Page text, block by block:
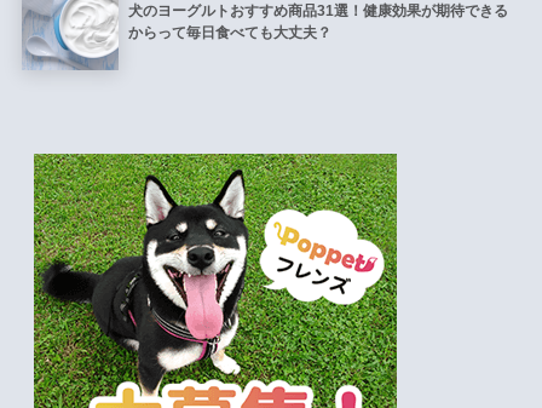
犬のヨーグルトおすすめ商品31選！健康効果が期待できる
からって毎日食べても大丈夫？